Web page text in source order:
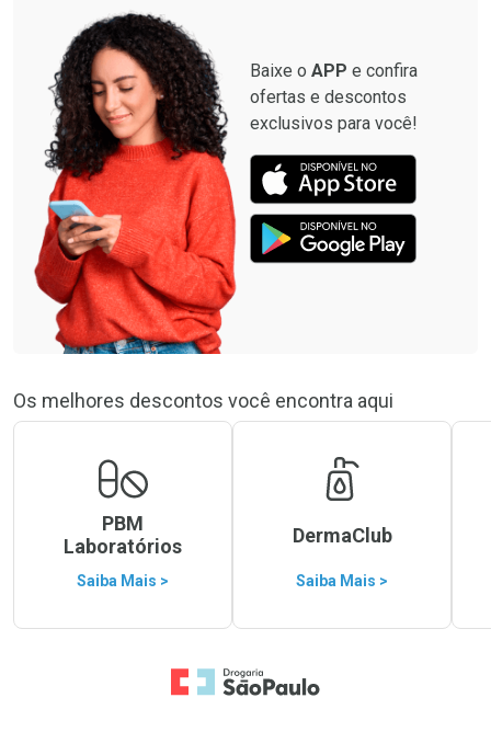
Baixe o APP e confira
ofertas e descontos
exclusivos para você!
Os melhores descontos você encontra aqui
PBM
Laboratórios
Saiba Mais >
DermaClub
Saiba Mais >
Ir para a Home